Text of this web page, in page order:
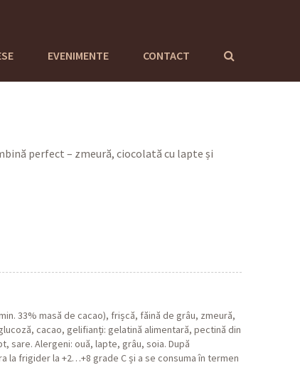
EVENIMENTE CONTACT
perfect – zmeură, ciocolată cu lapte și
33% masă de cacao), frișcă, făină de grâu, zmeură,
cacao, gelifianți: gelatină alimentară, pectină din
sare. Alergeni: ouă, lapte, grâu, soia. După
la frigider la +2…+8 grade C și a se consuma în termen